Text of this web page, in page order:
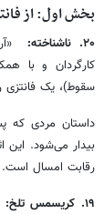
بخش اول: از
۲۰. ناشناخته:
کارگردان و با
سقوط)، یک فانتزی
داستان مردی که
بیدار می‌شود. این
رقابت امسال است.
۱۹. کریسمس تلخ: